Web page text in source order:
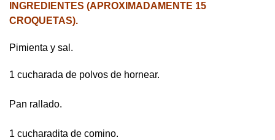
INGREDIENTES (APROXIMADAMENTE 15
CROQUETAS).
Pimienta y sal.
1 cucharada de polvos de hornear.
Pan rallado.
1 cucharadita de comino.